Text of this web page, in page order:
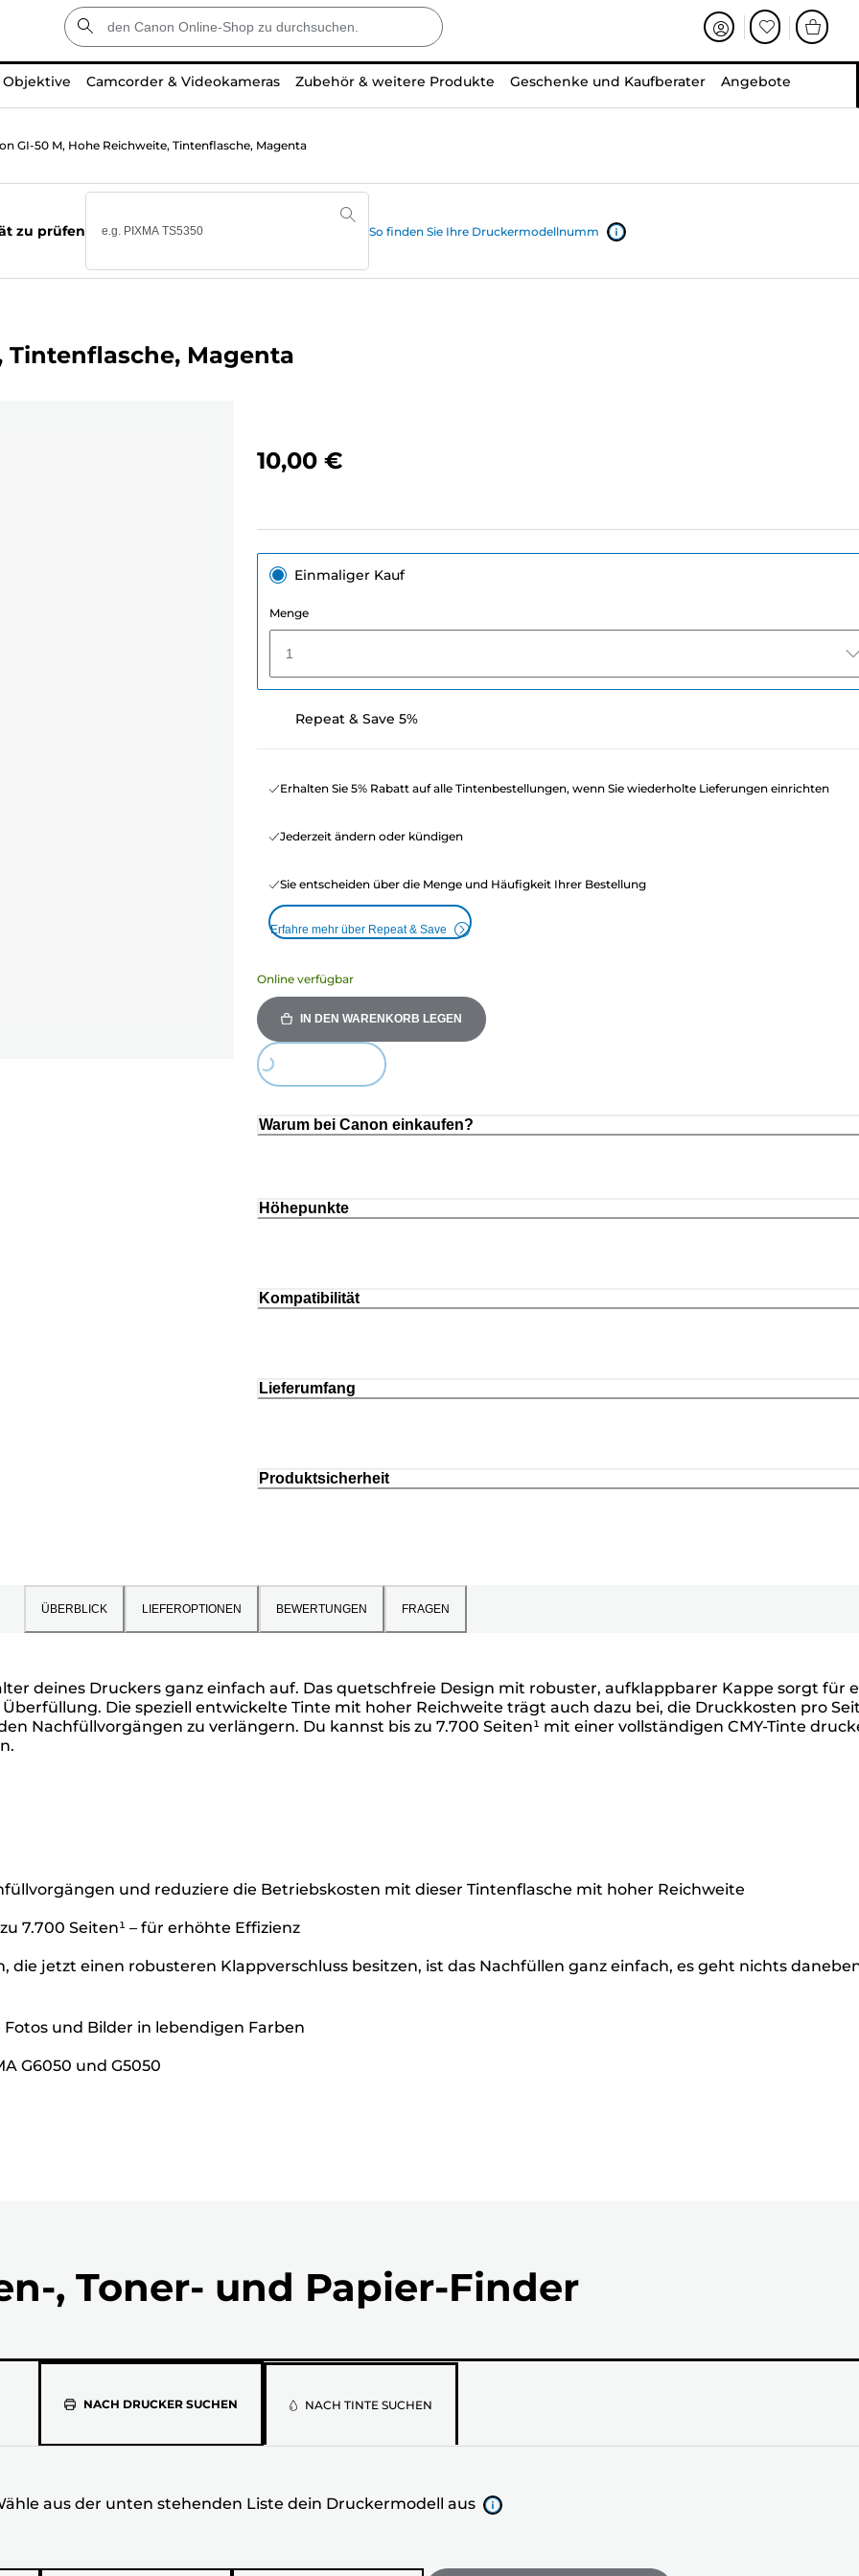
Objektive Camcorder & Videokameras Zubehör & weitere Produkte Geschenke und Kaufberater Angebote
GI-50 M, Hohe Reichweite, Tintenflasche, Magenta
zu prüfen So finden Sie Ihre Druckermodellnumm
Tintenflasche, Magenta
10,00 €
Einmaliger Kauf
Menge
1
Repeat & Save 5%
Erhalten Sie 5% Rabatt auf alle Tintenbestellungen, wenn Sie wiederholte Lieferungen einrichten
Jederzeit ändern oder kündigen
Sie entscheiden über die Menge und Häufigkeit Ihrer Bestellung
Erfahre mehr über Repeat & Save
Online verfügbar
IN DEN WARENKORB LEGEN
Loading...
Warum bei Canon einkaufen?
Höhepunkte
Kompatibilität
Lieferumfang
Produktsicherheit
ÜBERBLICK LIEFEROPTIONEN BEWERTUNGEN FRAGEN
deines Druckers ganz einfach auf. Das quetschfreie Design mit robuster, aufklappbarer Kappe sorgt für
Die speziell entwickelte Tinte mit hoher Reichweite trägt auch dazu bei, die Druckkosten pro
Nachfüllvorgängen zu verlängern. Du kannst bis zu 7.700 Seiten¹ mit einer vollständigen CMY-Tinte
und reduziere die Betriebskosten mit dieser Tintenflasche mit hoher Reichweite
7.700 Seiten¹ – für erhöhte Effizienz
die jetzt einen robusteren Klappverschluss besitzen, ist das Nachfüllen ganz einfach, es geht nichts
und Bilder in lebendigen Farben
G6050 und G5050
, Toner- und Papier-Finder
NACH DRUCKER SUCHEN
Wähle
aus
der
stehenden
NACH TINTE SUCHEN
aus der unten stehenden Liste dein Druckermodell aus